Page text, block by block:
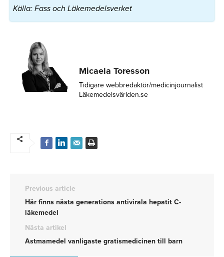
Källa: Fass och Läkemedelsverket
Micaela Toresson
Tidigare webbredaktör/medicinjournalist
Läkemedelsvärlden.se
Previous article
Här finns nästa generations antivirala hepatit C-
läkemedel
Nästa artikel
Astmamedel vanligaste gratismedicinen till barn